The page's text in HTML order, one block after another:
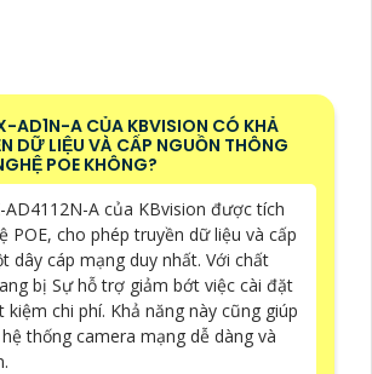
AD1N-A CỦA KBVISION CÓ KHẢ
DỮ LIỆU VÀ CẤP NGUỒN THÔNG
POE KHÔNG?
AD4112N-A của KBvision được tích
POE, cho phép truyền dữ liệu và cấp
dây cáp mạng duy nhất. Với chất
bị Sự hỗ trợ giảm bớt việc cài đặt
kiệm chi phí. Khả năng này cũng giúp
thống camera mạng dễ dàng và